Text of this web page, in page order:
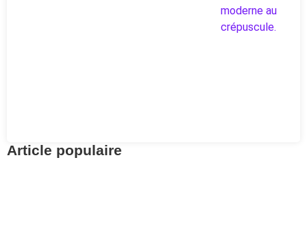
Article populaire